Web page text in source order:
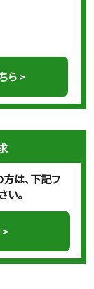
ら >
は、下記フ
い。
>